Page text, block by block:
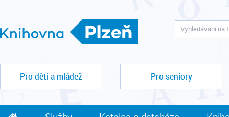
Pro děti a mládež Pro seniory